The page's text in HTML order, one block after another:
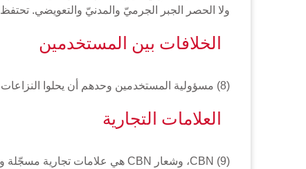
ولا الحصر الجبر الجرميّ والمدنيّ والتعويضي. تحتفظ CBN بحقها في حصر نشاطك على الموقع و\أو منعك من ولوج الموقع لأيّ سبب ومن دون أي إشعار مسبق.
الخلافات بين المستخدمين
(8) مسؤولية المستخدمين وحدهم أن يحلوا النزاعات والخلافات التي قد تنشأ بينهم، ولا مسؤولية لـ CBN أو التزام تجاه خلافات كهذه.
العلامات التجارية